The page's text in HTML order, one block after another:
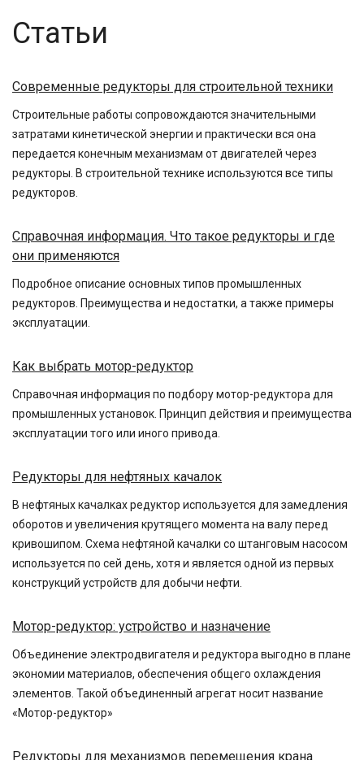
Статьи
Современные редукторы для строительной техники
Строительные работы сопровождаются значительными
затратами кинетической энергии и практически вся она
передается конечным механизмам от двигателей через
редукторы. В строительной технике используются все типы
редукторов.
Справочная информация. Что такое редукторы и где
они применяются
Подробное описание основных типов промышленных
редукторов. Преимущества и недостатки, а также примеры
эксплуатации.
Как выбрать мотор-редуктор
Справочная информация по подбору мотор-редуктора для
промышленных установок. Принцип действия и преимущества
эксплуатации того или иного привода.
Редукторы для нефтяных качалок
В нефтяных качалках редуктор используется для замедления
оборотов и увеличения крутящего момента на валу перед
кривошипом. Схема нефтяной качалки со штанговым насосом
используется по сей день, хотя и является одной из первых
конструкций устройств для добычи нефти.
Мотор-редуктор: устройство и назначение
Объединение электродвигателя и редуктора выгодно в плане
экономии материалов, обеспечения общего охлаждения
элементов. Такой объединенный агрегат носит название
«Мотор-редуктор»
Редукторы для механизмов перемещения крана